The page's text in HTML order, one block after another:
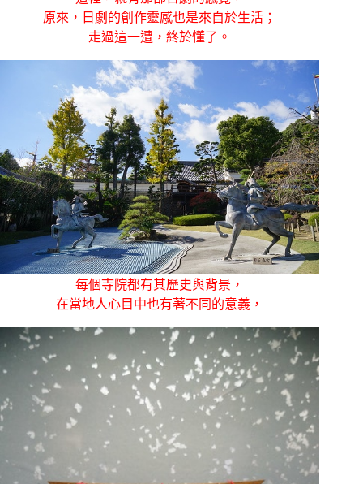
原來，日劇的創作靈感也是來自於生活；
走過這一遭，終於懂了。
每個寺院都有其歷史與背景，
在當地人心目中也有著不同的意義，